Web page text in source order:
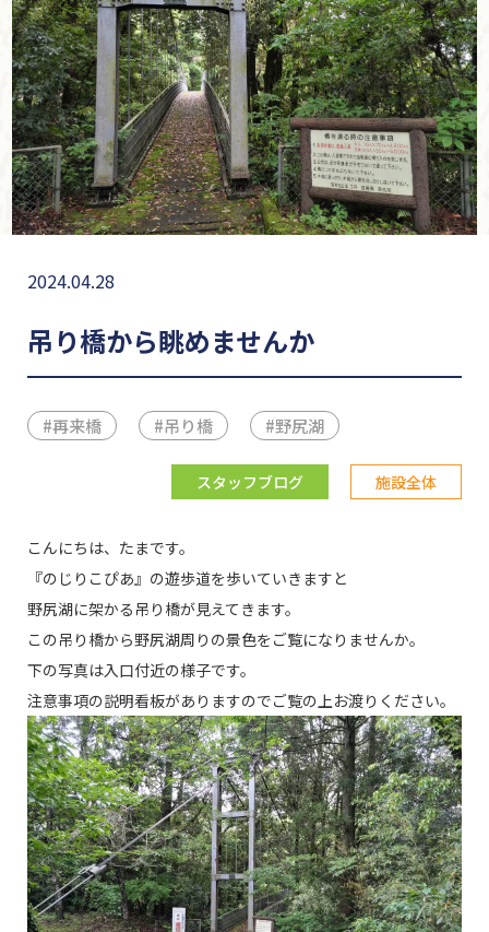
2024.04.28
吊り橋から眺めませんか
#再来橋 #吊り橋 #野尻湖
スタッフブログ 施設全体
こんにちは、たまです。
『のじりこぴあ』の遊歩道を歩いていきますと
野尻湖に架かる吊り橋が見えてきます。
この吊り橋から野尻湖周りの景色をご覧になりませんか。
下の写真は入口付近の様子です。
注意事項の説明看板がありますのでご覧の上お渡りください。